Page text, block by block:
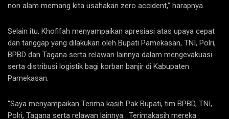
non alam memang kita usahakan zero accident,” harapnya.
Selain itu, Khofifah menyampaikan apresiasi atas upaya cepat
dan tanggap yang dilakukan oleh Bupati Pamekasan, TNI, Polri,
BPBD dan Tagana serta relawan lainnya dalam mengevakuasi
serta distribusi logistik bagi korban banjir di Kabupaten
Pamekasan.
“Saya menyampaikan Terima kasih Pak Bupati, tim BPBD, TNI,
Polri, Tagana serta relawan lainnya. Terimakasih mereka